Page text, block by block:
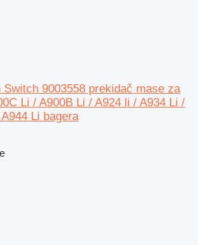
9003558 prekidač mase za
Li / A900B Li / A924 li / A934 Li /
Li bagera